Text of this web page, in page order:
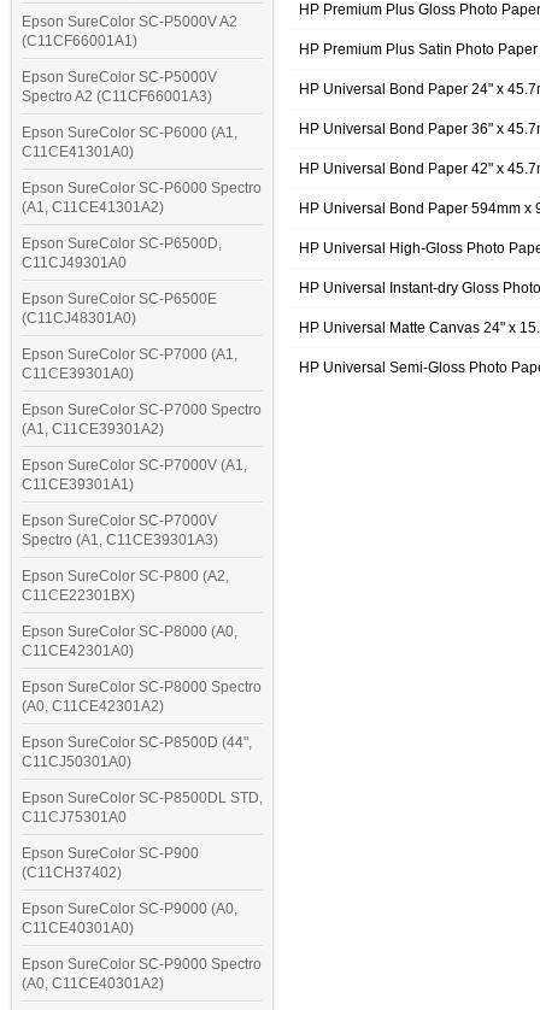
Epson SureColor SC-P5000V A2
(C11CF66001A1)
Epson SureColor SC-P5000V
Spectro A2 (C11CF66001A3)
Epson SureColor SC-P6000 (A1,
C11CE41301A0)
Epson SureColor SC-P6000 Spectro
(A1, C11CE41301A2)
Epson SureColor SC-P6500D,
C11CJ49301A0
Epson SureColor SC-P6500E
(C11CJ48301A0)
Epson SureColor SC-P7000 (A1,
C11CE39301A0)
Epson SureColor SC-P7000 Spectro
(A1, C11CE39301A2)
Epson SureColor SC-P7000V (A1,
C11CE39301A1)
Epson SureColor SC-P7000V
Spectro (A1, C11CE39301A3)
Epson SureColor SC-P800 (A2,
C11CE22301BX)
Epson SureColor SC-P8000 (A0,
C11CE42301A0)
Epson SureColor SC-P8000 Spectro
(A0, C11CE42301A2)
Epson SureColor SC-P8500D (44",
C11CJ50301A0)
Epson SureColor SC-P8500DL STD,
C11CJ75301A0
Epson SureColor SC-P900
(C11CH37402)
Epson SureColor SC-P9000 (A0,
C11CE40301A0)
Epson SureColor SC-P9000 Spectro
(A0, C11CE40301A2)
HP Premium Plus Gloss Photo
HP Premium Plus Satin Photo
HP Universal Bond Paper 24" x
HP Universal Bond Paper 36" x
HP Universal Bond Paper 42" x
HP Universal Bond Paper 594mm x
HP Universal High-Gloss Photo
HP Universal Instant-dry Gloss
HP Universal Matte Canvas 24" x
HP Universal Semi-Gloss Photo